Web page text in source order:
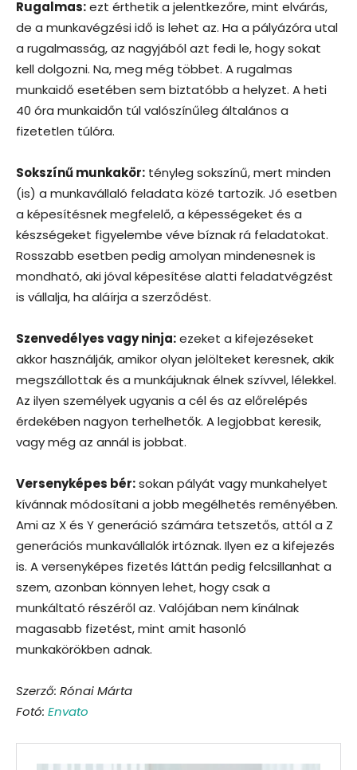
Rugalmas:ezt érthetik a jelentkezőre, mint elvárás,
de a munkavégzési idő is lehet az. Ha a pályázóra utal
a rugalmasság, az nagyjából azt fedi le, hogy sokat
kell dolgozni. Na, meg még többet. A rugalmas
munkaidő esetében sem biztatóbb a helyzet. A heti
40 óra munkaidőn túl valószínűleg általános a
fizetetlen túlóra.
Sokszínű munkakör: tényleg sokszínű, mert minden
(is) a munkavállaló feladata közé tartozik. Jó esetben
a képesítésnek megfelelő, a képességeket és a
készségeket figyelembe véve bíznak rá feladatokat.
Rosszabb esetben pedig amolyan mindenesnek is
mondható, aki jóval képesítése alatti feladatvégzést
is vállalja, ha aláírja a szerződést.
Szenvedélyes vagy ninja:ezeket a kifejezéseket
akkor használják, amikor olyan jelölteket keresnek, akik
megszállottak és a munkájuknak élnek szívvel, lélekkel.
Az ilyen személyek ugyanis a cél és az előrelépés
érdekében nagyon terhelhetők. A legjobbat keresik,
vagy még az annál is jobbat.
Versenyképes bér:sokan pályát vagy munkahelyet
kívánnak módosítani a jobb megélhetés reményében.
Ami az X és Y generáció számára tetszetős, attól a Z
generációs munkavállalók irtóznak. Ilyen ez a kifejezés
is. A versenyképes fizetés láttán pedig felcsillanhat a
szem, azonban könnyen lehet, hogy csak a
munkáltató részéről az. Valójában nem kínálnak
magasabb fizetést, mint amit hasonló
munkakörökben adnak.
Szerző: Rónai Márta
Fotó: Envato